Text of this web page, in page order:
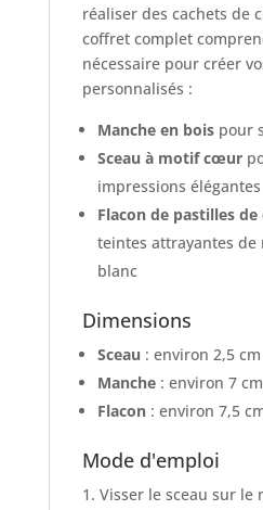
réaliser des cachets de
coffret complet
nécessaire pour créer
personnalisés :
Manche en boispour
Sceau à motif cœur
impressions élégantes
Flacon de pastilles de
teintes attrayantes de
blanc
Dimensions
Sceau : environ 2,5
Manche: environ 7
Flacon: environ 7,5
Mode d'emploi
Visser le sceau sur le